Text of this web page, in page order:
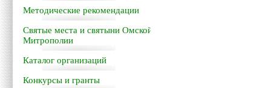
Методические рекомендации
Святые места и святыни Омской
Митрополии
Каталог организаций
Конкурсы и гранты